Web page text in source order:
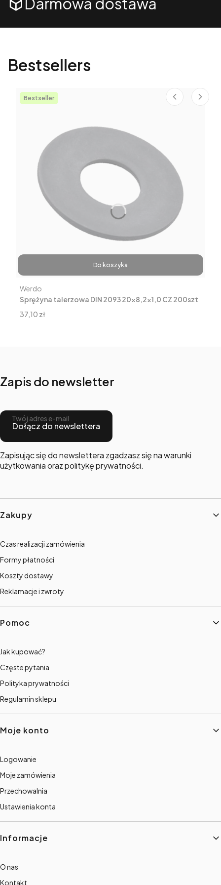
Bestsellers
Bestseller
Do koszyka
Sprężyna talerzowa DIN 2093 20x8,2x1,0 CZ 200szt
Producent
Werdo
Cena
37,10 zł
Zapis do newsletter
Twój adres e-mail
Dołącz do newslettera
Zapisując się do newslettera zgadzasz się na warunki
użytkowania oraz politykę prywatności.
Linki w stopce
Zakupy
Czas realizacji zamówienia
Formy płatności
Koszty dostawy
Reklamacje i zwroty
Pomoc
Jak kupować?
Częste pytania
Polityka prywatności
Regulamin sklepu
Moje konto
Logowanie
Moje zamówienia
Przechowalnia
Ustawienia konta
Informacje
O nas
Kontakt